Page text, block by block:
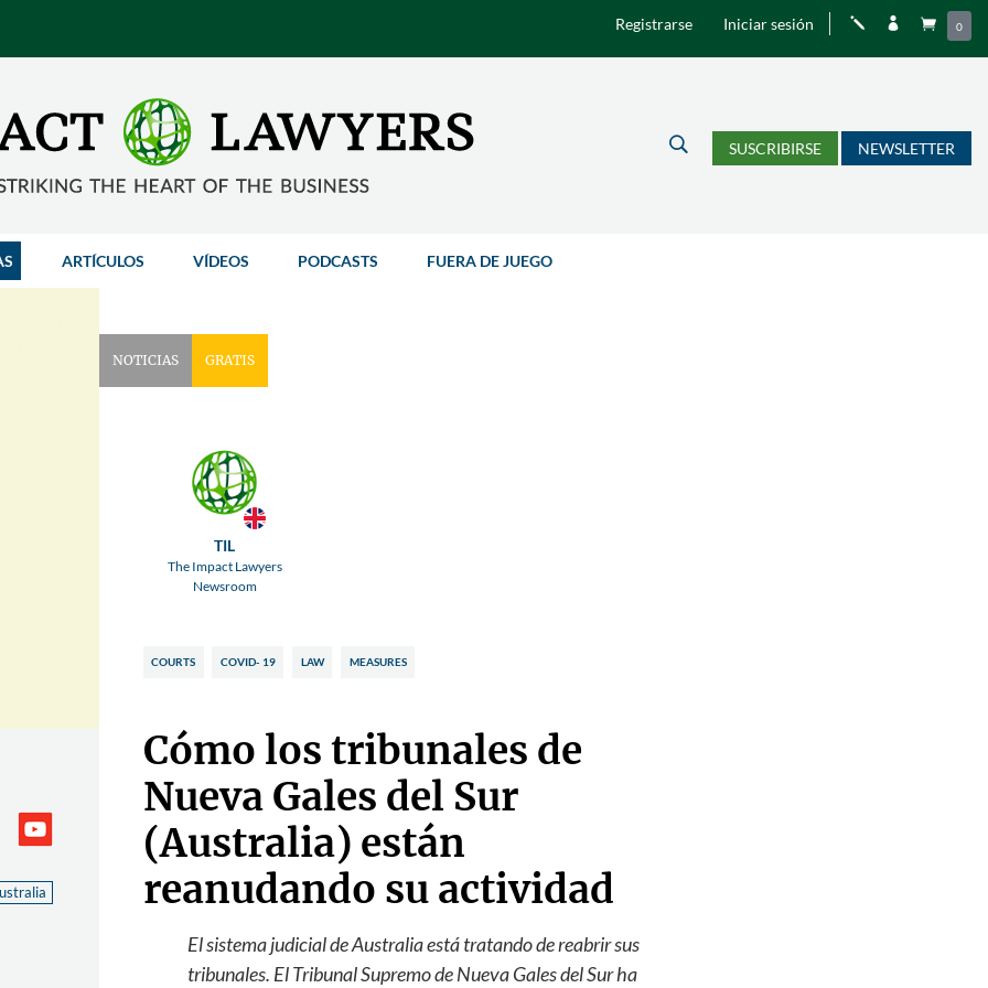
Registrarse Iniciar sesión j   0
U SUSCRIBIRSE NEWSLETTER
ARTÍCULOS VÍDEOS PODCASTS FUERA DE JUEGO
NOTICIAS GRATIS
TIL
The Impact Lawyers
Newsroom
COURTS COVID- 19 LAW MEASURES
Cómo los tribunales de
Nueva Gales del Sur
(Australia) están
reanudando su actividad
El sistema judicial de Australia está tratando de reabrir sus
tribunales. El Tribunal Supremo de Nueva Gales del Sur ha